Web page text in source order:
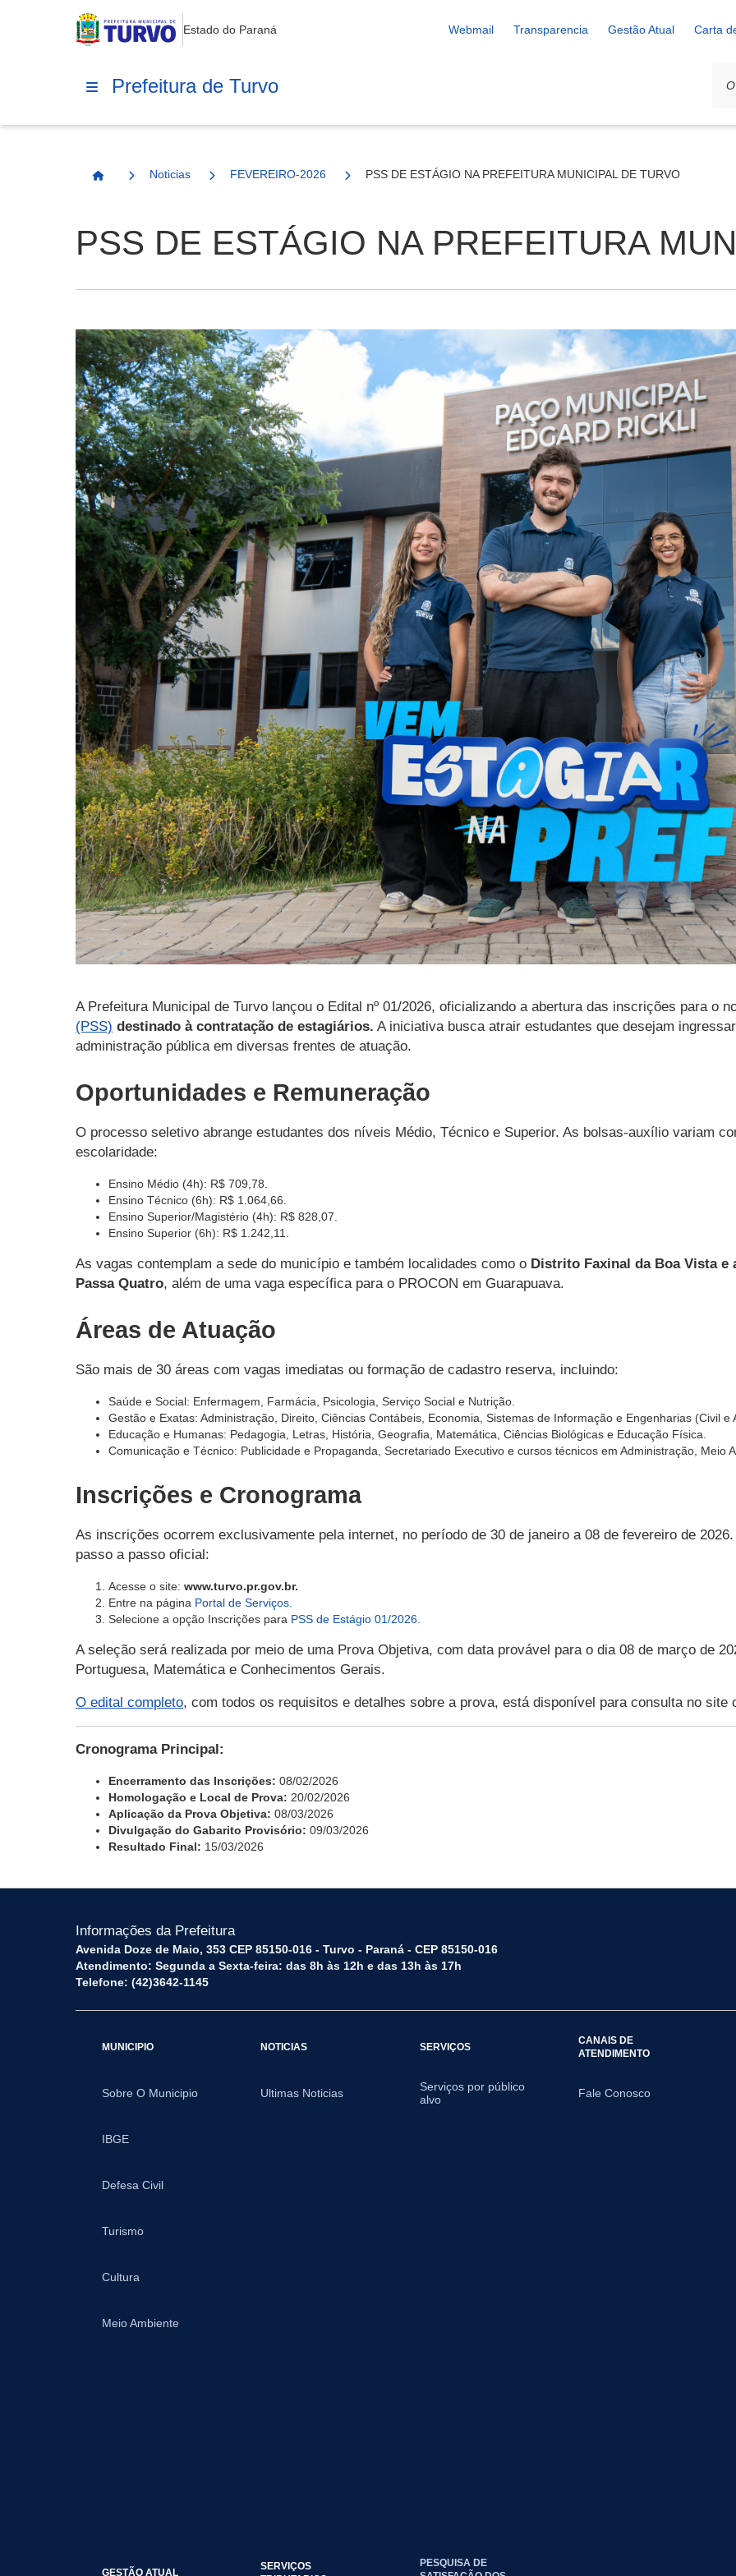
Estado do Paraná Webmail Transparencia Gestão Atual Carta
Prefeitura de Turvo
Página Inicial
Noticias FEVEREIRO-2026 PSS DE ESTÁGIO NA PREFEITURA MUNICIPAL DE TURVO
PSS DE ESTÁGIO NA PREFEITURA
A Prefeitura Municipal de Turvo lançou o Edital nº 01/2026, oficializando a abertura das inscrições para o
(PSS) destinado à contratação de estagiários. A iniciativa busca atrair estudantes que desejam
administração pública em diversas frentes de atuação.
Oportunidades e Remuneração
O processo seletivo abrange estudantes dos níveis Médio, Técnico e Superior. As bolsas-auxílio variam
escolaridade:
Ensino Médio (4h): R$ 709,78.
Ensino Técnico (6h): R$ 1.064,66.
Ensino Superior/Magistério (4h): R$ 828,07.
Ensino Superior (6h): R$ 1.242,11.
As vagas contemplam a sede do município e também localidades como o Distrito Faxinal da Boa Vista e
Passa Quatro, além de uma vaga específica para o PROCON em Guarapuava.
Áreas de Atuação
São mais de 30 áreas com vagas imediatas ou formação de cadastro reserva, incluindo:
Saúde e Social: Enfermagem, Farmácia, Psicologia, Serviço Social e Nutrição.
Gestão e Exatas: Administração, Direito, Ciências Contábeis, Economia, Sistemas de Informação e Engenharias (Civil e
Educação e Humanas: Pedagogia, Letras, História, Geografia, Matemática, Ciências Biológicas e Educação Física.
Comunicação e Técnico: Publicidade e Propaganda, Secretariado Executivo e cursos técnicos em Administração, Meio
Inscrições e Cronograma
As inscrições ocorrem exclusivamente pela internet, no período de 30 de janeiro a 08 de fevereiro de
passo a passo oficial:
Acesse o site: www.turvo.pr.gov.br.
Entre na página Portal de Serviços.
Selecione a opção Inscrições para PSS de Estágio 01/2026.
A seleção será realizada por meio de uma Prova Objetiva, com data provável para o dia 08 de março de
Portuguesa, Matemática e Conhecimentos Gerais.
O edital completo, com todos os requisitos e detalhes sobre a prova, está disponível para consulta no site
Cronograma Principal:
Encerramento das Inscrições: 08/02/2026
Homologação e Local de Prova: 20/02/2026
Aplicação da Prova Objetiva: 08/03/2026
Divulgação do Gabarito Provisório: 09/03/2026
Resultado Final: 15/03/2026
Informações da Prefeitura
Avenida Doze de Maio, 353 CEP 85150-016 - Turvo - Paraná - CEP 85150-016
Atendimento: Segunda a Sexta-feira: das 8h às 12h e das 13h às 17h
Telefone: (42)3642-1145
MUNICIPIO
Sobre O Municipio
IBGE
Defesa Civil
Turismo
Cultura
Meio Ambiente
NOTICIAS
Ultimas Noticias
SERVIÇOS
Serviços por público
alvo
CANAIS DE
ATENDIMENTO
Fale Conosco
GESTÃO ATUAL
SERVIÇOS
PESQUISA DE